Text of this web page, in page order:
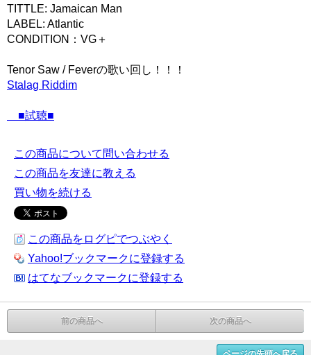
TITTLE: Jamaican Man
LABEL: Atlantic
CONDITION：VG＋
Tenor Saw / Feverの歌い回し！！！
Stalag Riddim
■試聴■
この商品について問い合わせる
この商品を友達に教える
買い物を続ける
この商品をログピでつぶやく
Yahoo!ブックマークに登録する
はてなブックマークに登録する
前の商品へ 次の商品へ